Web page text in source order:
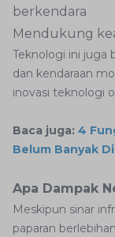
berkendara
Mendukung
Teknologi ini juga
dan kendaraan
inovasi teknologi
Baca juga: 4
Belum Banyak
Apa Dampak
Meskipun sinar
paparan